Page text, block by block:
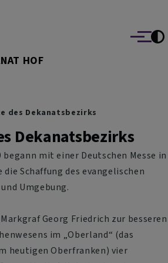
HOF
Menü
des Dekanatsbezirks
Dekanatsbezirks
begann mit einer Deutschen Messe in
Schaffung des evangelischen
Umgebung.
Georg Friedrich zur besseren
im „Oberland“ (das
heutigen Oberfranken) vier